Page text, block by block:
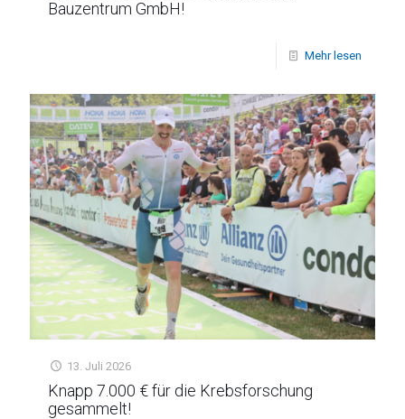
Bauzentrum GmbH!
Mehr lesen
13. Juli 2026
Knapp 7.000 € für die Krebsforschung
gesammelt!